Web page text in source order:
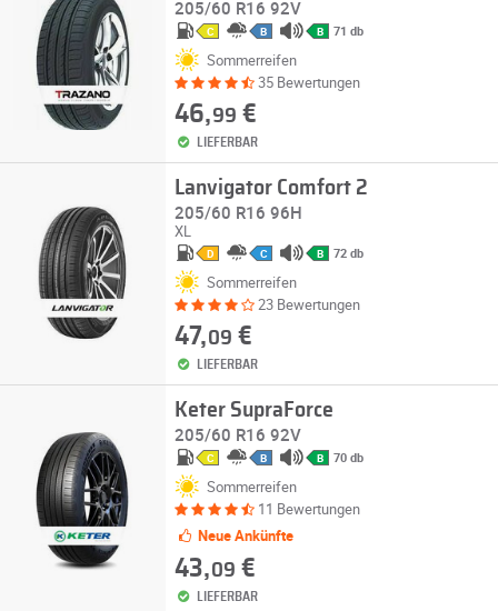
205/60 R16 92V
C B B 71 db
Sommerreifen
35 Bewertungen
46,99 €
LIEFERBAR
Lanvigator Comfort 2
205/60 R16 96H
XL
D C B 72 db
Sommerreifen
23 Bewertungen
47,09 €
LIEFERBAR
Keter SupraForce
205/60 R16 92V
C B B 70 db
Sommerreifen
11 Bewertungen
Neue Ankünfte
43,09 €
LIEFERBAR